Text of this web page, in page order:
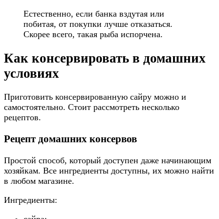
Естественно, если банка вздутая или
побитая, от покупки лучше отказаться.
Скорее всего, такая рыба испорчена.
Как консервировать в домашних
условиях
Приготовить консервированную сайру можно и
самостоятельно. Стоит рассмотреть несколько
рецептов.
Рецепт домашних консервов
Простой способ, который доступен даже начинающим
хозяйкам. Все ингредиенты доступны, их можно найти
в любом магазине.
Ингредиенты: